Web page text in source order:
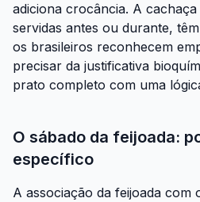
adiciona crocância. A
servidas antes ou durante,
os brasileiros reconhecem
precisar da justificativa
prato completo com uma
O sábado da feijoada:
específico
A associação da feijoada com